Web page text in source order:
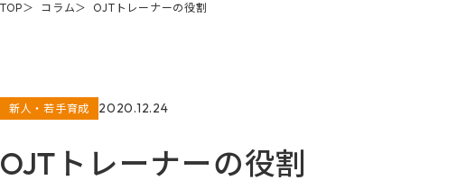
TOP コラム OJTトレーナーの役割
新人・若手育成 2020.12.24
OJTトレーナーの役割